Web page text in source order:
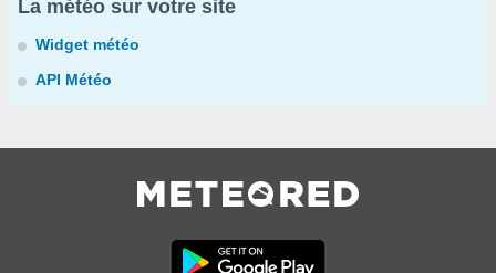
La météo sur votre site
Widget météo
API Météo